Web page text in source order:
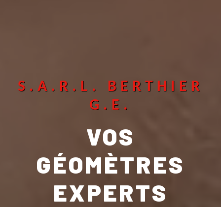
S.A.R.L. BERTHIER
G.E.
VOS
GÉOMÈTRES
EXPERTS